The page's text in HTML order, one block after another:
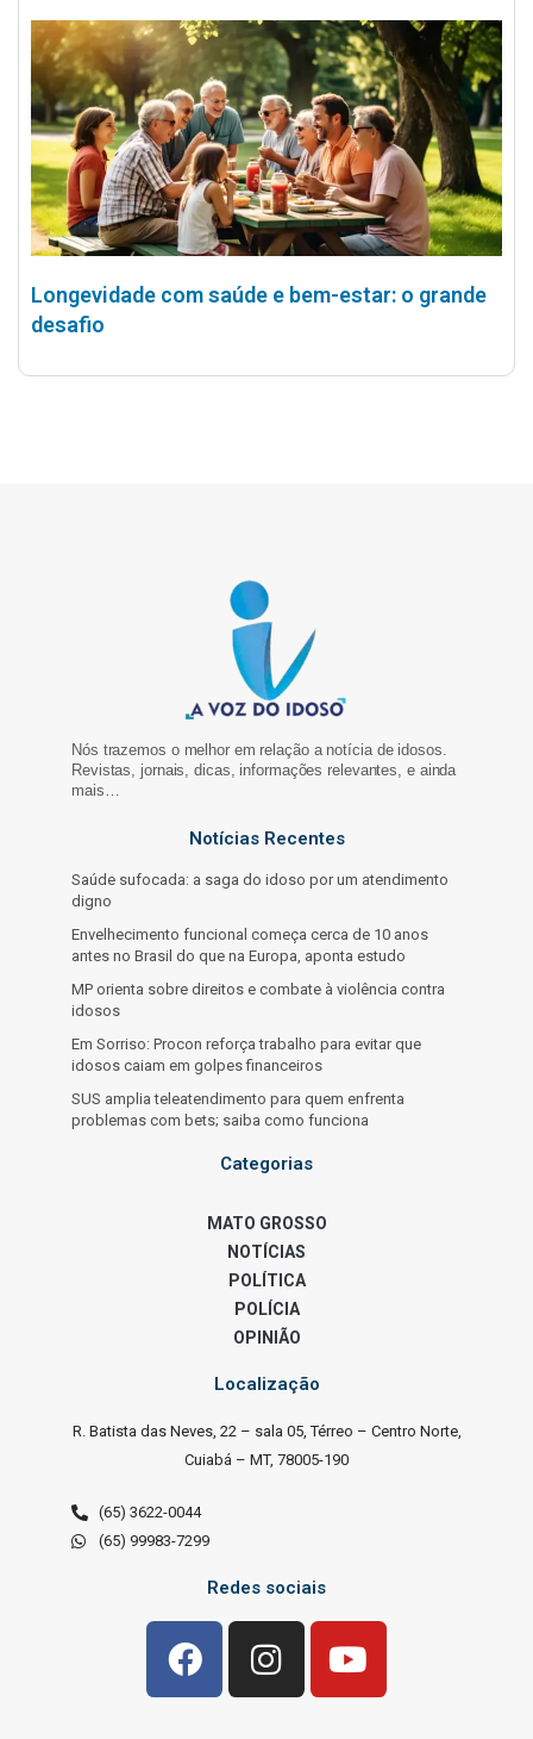
Longevidade com saúde e bem-estar: o grande
desafio
Nós trazemos o melhor em relação a notícia de idosos.
Revistas, jornais, dicas, informações relevantes, e ainda
mais…
Notícias Recentes
Saúde sufocada: a saga do idoso por um atendimento
digno
Envelhecimento funcional começa cerca de 10 anos
antes no Brasil do que na Europa, aponta estudo
MP orienta sobre direitos e combate à violência contra
idosos
Em Sorriso: Procon reforça trabalho para evitar que
idosos caiam em golpes financeiros
SUS amplia teleatendimento para quem enfrenta
problemas com bets; saiba como funciona
Categorias
MATO GROSSO
NOTÍCIAS
POLÍTICA
POLÍCIA
OPINIÃO
Localização
R. Batista das Neves, 22 – sala 05, Térreo – Centro Norte,
Cuiabá – MT, 78005-190
(65) 3622-0044
(65) 99983-7299
Redes sociais